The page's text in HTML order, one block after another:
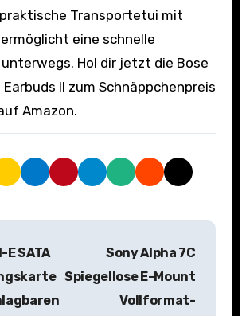
Transportetui mit
eine schnelle
Hol dir jetzt die Bose
II zum Schnäppchenpreis
Amazon.
E SATA
Sony Alpha 7C
Spiegellose E-Mount
Vollformat-